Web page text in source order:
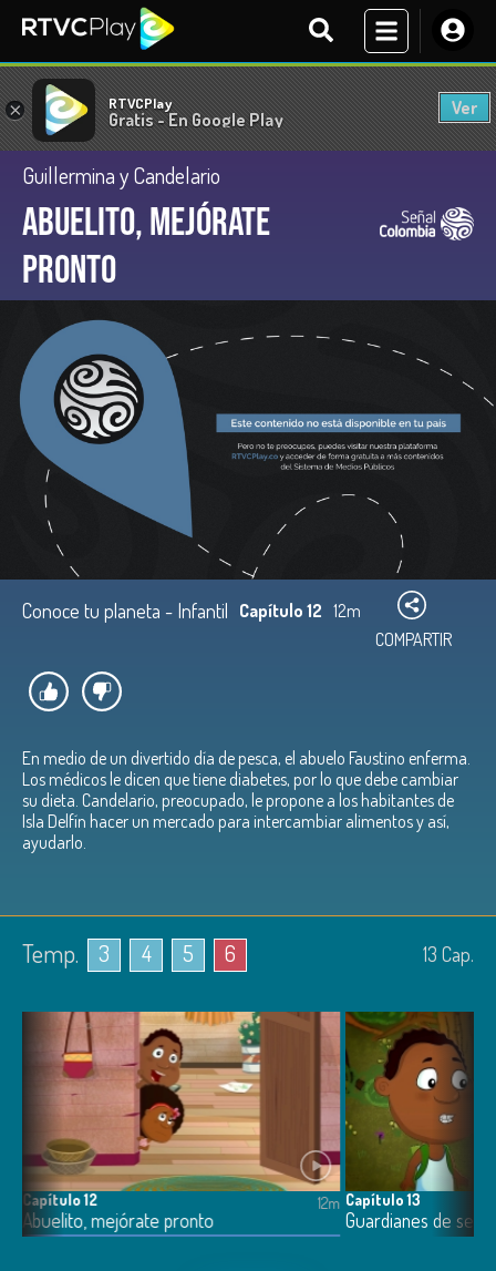
× RTVCPlay
Gratis - En Google Play
Ver
Guillermina y Candelario
Abuelito, mejórate
pronto
Conoce tu planeta - Infantil Capítulo 12 12m
COMPARTIR
En medio de un divertido día de pesca, el abuelo Faustino enferma.
Los médicos le dicen que tiene diabetes, por lo que debe cambiar
su dieta. Candelario, preocupado, le propone a los habitantes de
Isla Delfín hacer un mercado para intercambiar alimentos y así,
ayudarlo.
Temp. 3 4 5 6 13 Cap.
Capítulo 12
Abuelito, mejórate pronto
12m Capítulo 13
Guardianes de